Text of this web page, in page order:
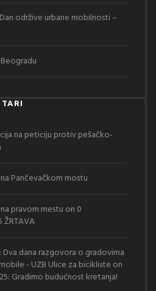
održive urbane mobilnosti –
na peticiju protiv pešačko-
Pančevačkom mostu
pravom mestu on 0
ŽRTAVA
Dva dana razgovora o gradovima
- UZB Ulice za bicikliste on
Gradimo budućnost kretanja!